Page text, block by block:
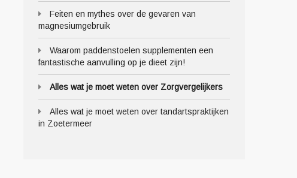
Feiten en mythes over de gevaren van
magnesiumgebruik
Waarom paddenstoelen supplementen een
fantastische aanvulling op je dieet zijn!
Alles wat je moet weten over Zorgvergelijkers
Alles wat je moet weten over tandartspraktijken
in Zoetermeer